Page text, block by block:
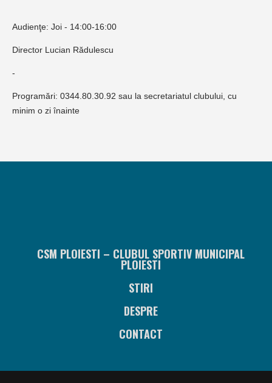
Audienţe: Joi - 14:00-16:00
Director Lucian Rădulescu
-
Programări: 0344.80.30.92 sau la secretariatul clubului, cu
minim o zi înainte
CSM PLOIESTI – CLUBUL SPORTIV MUNICIPAL
PLOIESTI
STIRI
DESPRE
CONTACT